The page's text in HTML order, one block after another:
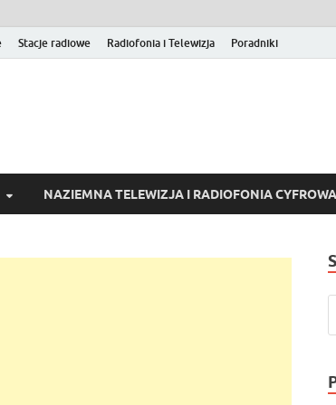
Stacje radiowe Radiofonia i Telewizja Poradniki
online, VOD
NAZIEMNA TELEWIZJA I RADIOFONIA CYFROWA